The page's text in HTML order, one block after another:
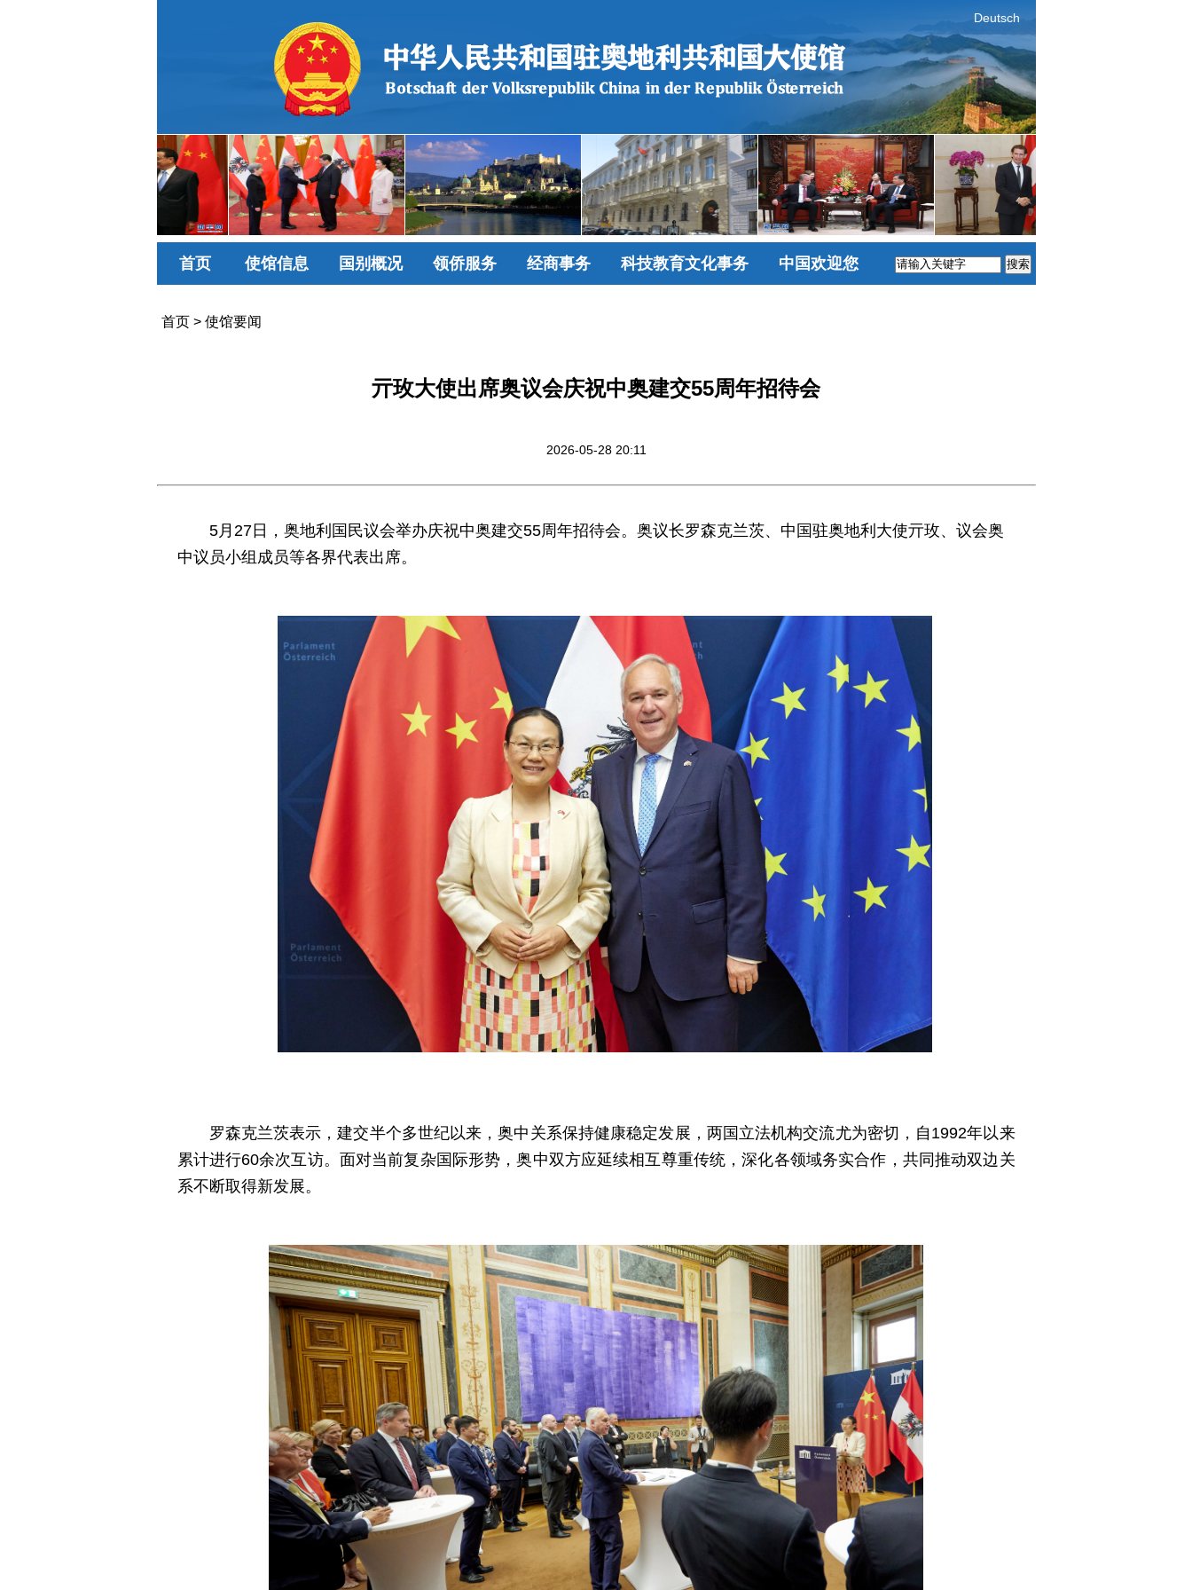
Deutsch
首页 使馆信息 国别概况 领侨服务 经商事务 科技教育文化事务 中国欢迎您 搜索
首页> 使馆要闻
亓玫大使出席奥议会庆祝中奥建交55周年招待会
2026-05-28 20:11
5月27日，奥地利国民议会举办庆祝中奥建交55周年招待会。奥议长罗森克兰茨、中国驻奥地利大使亓玫、议会奥
中议员小组成员等各界代表出席。
罗森克兰茨表示，建交半个多世纪以来，奥中关系保持健康稳定发展，两国立法机构交流尤为密切，自1992年以来
累计进行60余次互访。面对当前复杂国际形势，奥中双方应延续相互尊重传统，深化各领域务实合作，共同推动双边关
系不断取得新发展。